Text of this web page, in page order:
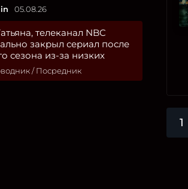
05.08.26
телеканал NBC
закрыл сериал после
сезона из-за низких
/ Посредник
1